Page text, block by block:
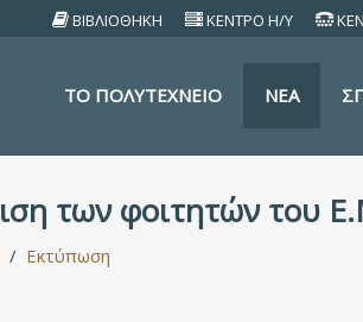
ΒΙΒΛΙΟΘΗΚΗ ΚΕΝΤΡΟ Η/Υ
TO ΠΟΛΥΤΕΧΝΕΙΟ ΝΕΑ
των φοιτητών του
Εκτύπωση